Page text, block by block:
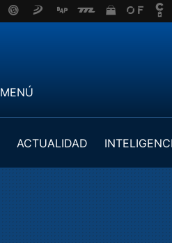
MENÚ
ACTUALIDAD